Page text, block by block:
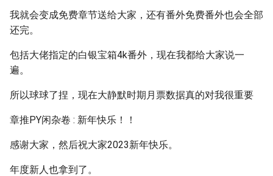
我就会变成免费章节送给大家，还有番外免费番外也会全部
还完。
包括大佬指定的白银宝箱4k番外，现在我都给大家说一
遍。
所以球球了捏，现在大静默时期月票数据真的对我很重要
章推PY闲杂卷 : 新年快乐！！
感谢大家，然后祝大家2023新年快乐。
年度新人也拿到了。